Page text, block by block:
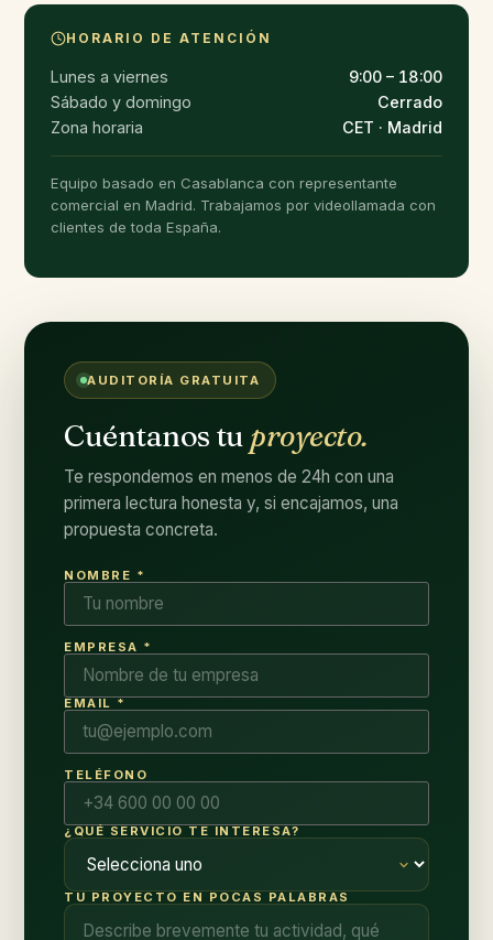
HORARIO DE ATENCIÓN
Lunes a viernes
9:00 – 18:00
Sábado y domingo
Cerrado
Zona horaria
CET · Madrid
Equipo basado en Casablanca con representante
comercial en Madrid. Trabajamos por videollamada con
clientes de toda España.
AUDITORÍA GRATUITA
Cuéntanos tu proyecto.
Te respondemos en menos de 24h con una
primera lectura honesta y, si encajamos, una
propuesta concreta.
NOMBRE *
EMPRESA *
EMAIL *
TELÉFONO
¿QUÉ SERVICIO TE INTERESA?
TU PROYECTO EN POCAS PALABRAS